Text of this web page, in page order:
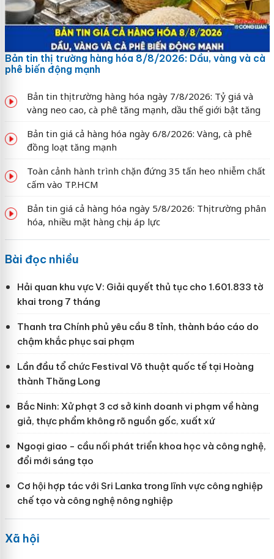
Bản tin thị trường hàng hóa 8/8/2026: Dầu, vàng và cà
phê biến động mạnh
Bản tin thị trường hàng hóa ngày 7/8/2026: Tỷ giá và
vàng neo cao, cà phê tăng mạnh, dầu thế giới bật tăng
Bản tin giá cả hàng hóa ngày 6/8/2026: Vàng, cà phê
đồng loạt tăng mạnh
Toàn cảnh hành trình chặn đứng 35 tấn heo nhiễm chất
cấm vào TP.HCM
Bản tin giá cả hàng hóa ngày 5/8/2026: Thị trường phân
hóa, nhiều mặt hàng chịu áp lực
Bài đọc nhiều
Hải quan khu vực V: Giải quyết thủ tục cho 1.601.833 tờ
khai trong 7 tháng
Thanh tra Chính phủ yêu cầu 8 tỉnh, thành báo cáo do
chậm khắc phục sai phạm
Lần đầu tổ chức Festival Võ thuật quốc tế tại Hoàng
thành Thăng Long
Bắc Ninh: Xử phạt 3 cơ sở kinh doanh vi phạm về hàng
giả, thực phẩm không rõ nguồn gốc, xuất xứ
Ngoại giao - cầu nối phát triển khoa học và công nghệ,
đổi mới sáng tạo
Cơ hội hợp tác với Sri Lanka trong lĩnh vực công nghiệp
chế tạo và công nghệ nông nghiệp
Xã hội